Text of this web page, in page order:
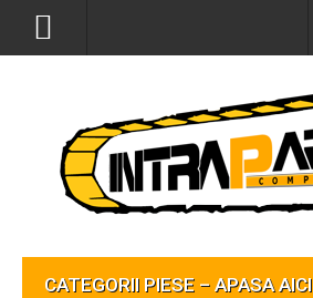
CATEGORII PIESE – APASA AICI